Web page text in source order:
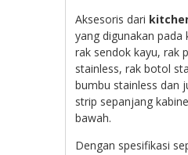
Aksesoris dari
yang digunakan pada
rak sendok kayu, rak
stainless, rak botol
bumbu stainless dan
strip sepanjang
bawah.
Dengan spesifikasi